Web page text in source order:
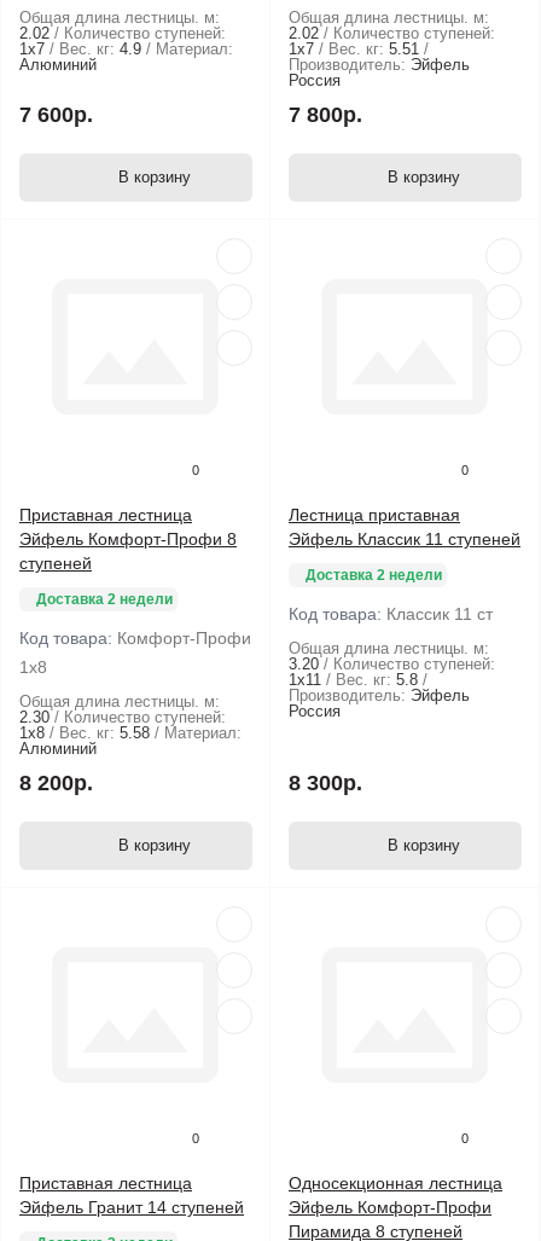
Общая длина лестницы. м:
2.02
Количество ступеней:
1х7
Вес. кг: 4.9
Материал:
Алюминий
7 600р.
В корзину
Общая длина лестницы. м:
2.02
Количество ступеней:
1х7
Вес. кг: 5.51
Производитель: Эйфель
Россия
7 800р.
В корзину
0
Приставная лестница
Эйфель Комфорт-Профи 8
ступеней
Доставка 2 недели
Код товара: Комфорт-Профи
1х8
Общая длина лестницы. м:
2.30
Количество ступеней:
1х8
Вес. кг: 5.58
Материал:
Алюминий
8 200р.
В корзину
0
Лестница приставная
Эйфель Классик 11 ступеней
Доставка 2 недели
Код товара: Классик 11 ст
Общая длина лестницы. м:
3.20
Количество ступеней:
1х11
Вес. кг: 5.8
Производитель: Эйфель
Россия
8 300р.
В корзину
0
Приставная лестница
Эйфель Гранит 14 ступеней
0
Односекционная лестница
Эйфель Комфорт-Профи
Пирамида 8 ступеней